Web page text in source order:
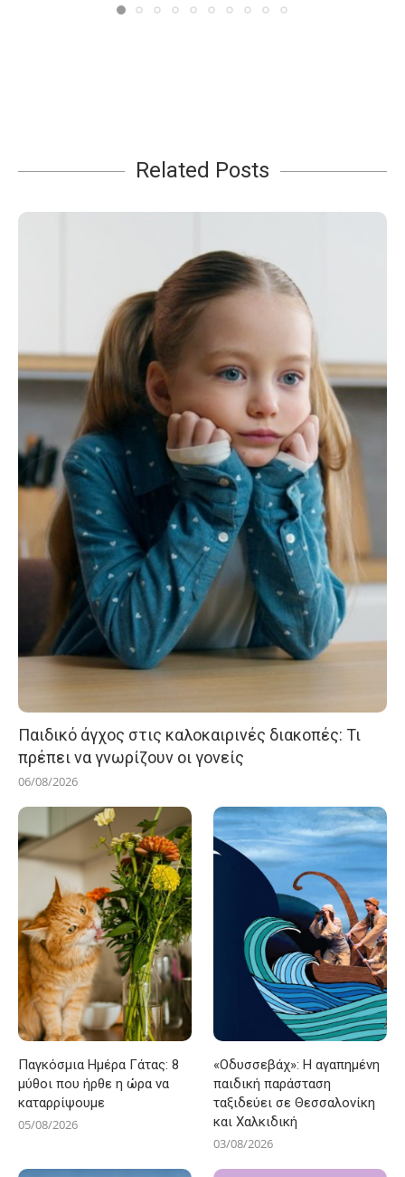
Related Posts
Παιδικό άγχος στις καλοκαιρινές διακοπές: Τι
πρέπει να γνωρίζουν οι γονείς
06/08/2026
Παγκόσμια Ημέρα Γάτας: 8
μύθοι που ήρθε η ώρα να
καταρρίψουμε
05/08/2026
«Οδυσσεβάχ»: Η αγαπημένη
παιδική παράσταση
ταξιδεύει σε Θεσσαλονίκη
και Χαλκιδική
03/08/2026